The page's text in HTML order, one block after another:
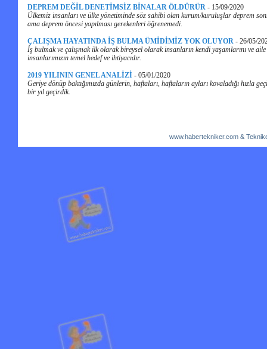
DEPREM DEĞİL DENETİMSİZ BİNALAR ÖLDÜRÜR - 15/09/2020
Ülkemiz insanları ve ülke yönetiminde söz sahibi olan kurum/kuruluşlar deprem
ama deprem öncesi yapılması gerekenleri öğrenemedi.
ÇALIŞMA HAYATINDA İŞ BULMA ÜMİDİMİZ YOK OLUYOR - 26/05/
İş bulmak ve çalışmak ilk olarak bireysel olarak insanların kendi yaşamlarını ve
insanlarımızın temel hedef ve ihtiyacıdır.
2019 YILININ GENEL ANALİZİ - 05/01/2020
Geriye dönüp baktığımızda günlerin, haftaları, haftaların ayları kovaladığı hızla
bir yıl geçirdik.
www.habertekniker.com &